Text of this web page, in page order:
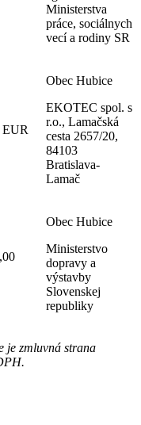
Ministerstva
práce, sociálnych
vecí a rodiny SR
EUR
Obec Hubice
EKOTEC spol. s
r.o., Lamačská
cesta 2657/20,
84103
Bratislava-
Lamač
Obec Hubice
Ministerstvo
dopravy a
výstavby
Slovenskej
republiky
je zmluvná strana